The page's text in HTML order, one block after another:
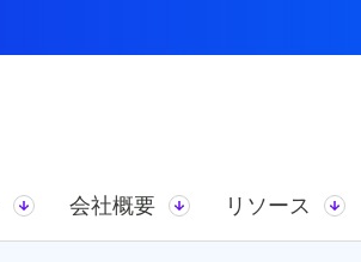
会社概要 リソース